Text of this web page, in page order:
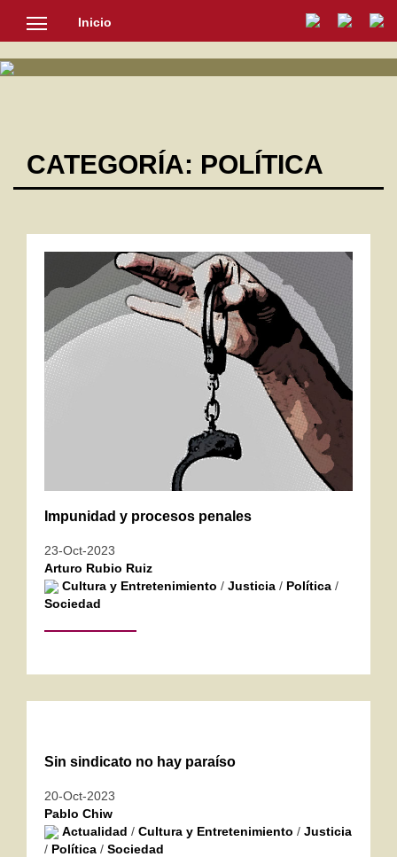
Inicio
SOCIEDAD
CATEGORÍA: POLÍTICA
Impunidad y procesos penales
23-Oct-2023
Arturo Rubio Ruiz
Cultura y Entretenimiento / Justicia / Política /
Sociedad
Sin sindicato no hay paraíso
20-Oct-2023
Pablo Chiw
Actualidad / Cultura y Entretenimiento / Justicia
/ Política / Sociedad